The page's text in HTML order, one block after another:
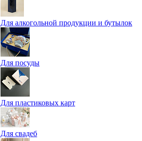
Для алкогольной продукции и бутылок
Для посуды
Для пластиковых карт
Для свадеб